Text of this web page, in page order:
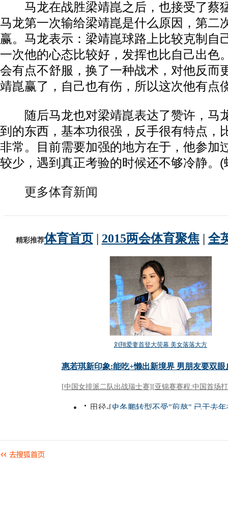
马龙在战胜梁靖崑之后，也接受了蔡
马龙第一次输给梁靖崑是什么原因，第二
赢。马龙表示：梁靖崑球路上比较克制自
一次他的心态比较好，发挥也比自己出色
会有点不舒服，换了一种战术，对他反而
靖崑赢了，自己也有伤，所以这次他有点
随后马龙也对梁靖崑表达了赞许，马
到的东西，基本功很强，反手很有特点，
非常。目前需要加强的地方在于，他参加
较少，遇到真正考验的时候还不够冷静。(
更多体育新闻